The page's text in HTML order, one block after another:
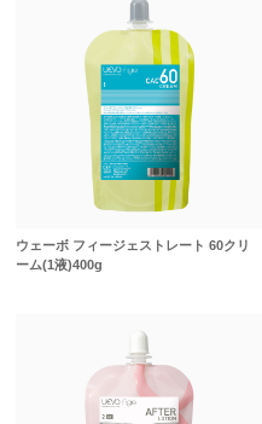
ウェーボ フィージェストレート 60クリ
ーム(1液)400g